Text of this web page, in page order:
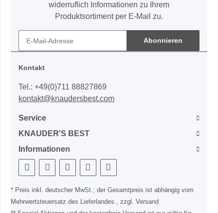
widerruflich Informationen zu Ihrem
Produktsortiment per E-Mail zu.
Abonnieren
Kontakt
Tel.: +49(0)711 88827869
kontakt@knaudersbest.com
Service
KNAUDER'S BEST
Informationen
* Preis inkl. deutscher MwSt.; der Gesamtpreis ist abhängig vom
Mehrwertsteuersatz des Lieferlandes., zzgl. Versand